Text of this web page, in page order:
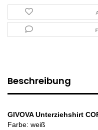
Beschreibung
GIVOVA Unterziehshirt
Farbe: weiß